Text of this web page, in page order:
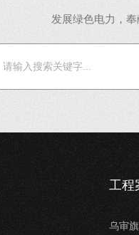
发展绿色电力，
工程
乌审